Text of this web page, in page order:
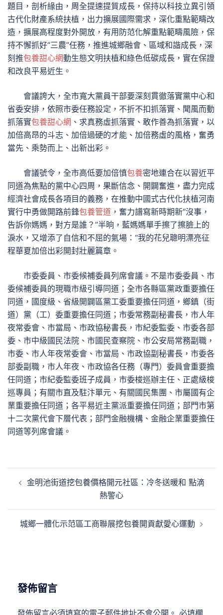
題目，剖析緣由，周全提速提質成長，保持以科技立異引領
古代化財產系統扶植，出力擴展國際需求，深化重點範疇改
造，擴展高程度對外開放，有用防范化解重點範疇風險，保
持不懈抓好“三農”任務，推進城鄉融會、區域和諧成長，深
刻推包養甜心網動生態文明扶植和綠色低碳成長，實在保證
和改良平易近生。
會議誇大，全市寬大黨員干部要深刻貫徹落實黨中心和
省委安排，依照市委任務設定，不折不扣抓落實、聞風而動
抓落實包養甜心網 、求真務虛抓落實、敢作善為抓落實，以
加倍高昂的斗志、加倍過硬的才能、加倍務虛的風格，奮勇
當先、乘勢而上、出新出彩。
會議號令，全市高低要加倍慎包養密地連合在以習近平
同道為焦點的黨中心四周，果斷信念、開闢奮進，盡力完成
經濟社會成長各項目的義務，在推動中國式古代化扶植河南
實行中勇做開路前鋒包養管道 ，奮力譜寫新時期新“沒事，
告訴你媽媽，對方是誰？”半晌，藍媽媽單手擦了擦臉上的
淚水，又增添了自信和不屈的氣場：“我的花兒聰明漂亮征
程華夏加倍出彩開封壯麗篇章。
市委委員、市委候補委員列席會議。不是市委委員、市
委候補委員的現職市級引導同道；全市各縣區黨政重要擔任
同道，國度級、省級開闢區黨工委重要擔任同道，鄉鎮（街
道）黨（工）委重要擔任同道；市委常務副秘書長，市人年
夜常委會、市當局、市政協秘書長，市紀委監委、市委各部
委、市中級國民法院、市國民查察院、市公安局常務副職，
市委、市人年夜常委會、市當局、市政協副秘書長，市委各
部委副職，市人年夜、市政協各任務（專門）委員會重要擔
任同道；市紀委監委班子成員，市委梭巡辦主任、正處級梭
巡專員；有關市直及駐汴單元、有關國民集團、市屬國有企
業重要擔任同道；各平易近主黨派重要擔任同道；部門市第
十二次黨代會下層代表；部門金融機構、金融企業重要擔任
同道等列席會議。
金明池街道挖包養價格開元社區：冷冬送暖和 點滴
熱警心
城鄉一體化示范區工商聯展挖包養開貢獻愛心運動
發佈留言
發佈留言必須填寫的電子郵件地址不會公開。 必填欄